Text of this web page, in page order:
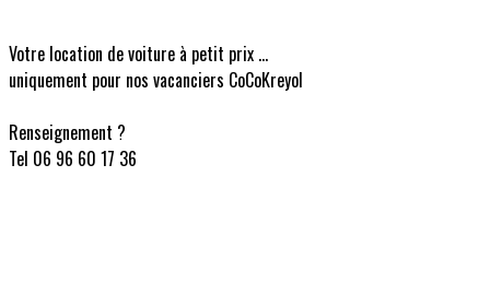
Votre location de voiture à petit prix ...
uniquement pour nos vacanciers CoCoKreyol
Renseignement ?
Tel 06 96 60 17 36